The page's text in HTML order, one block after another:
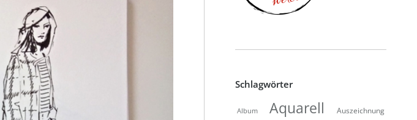
Schlagwörter
Album Aquarell
Auszeichnung